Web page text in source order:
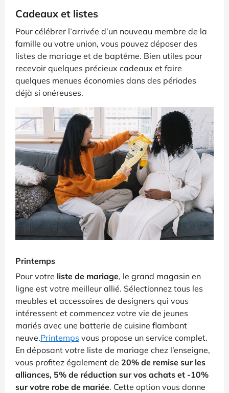
Cadeaux et listes
Pour célébrer l’arrivée d’un nouveau membre de la
famille ou votre union, vous pouvez déposer des
listes de mariage et de baptême. Bien utiles pour
recevoir quelques précieux cadeaux et faire
quelques menues économies dans des périodes
déjà si onéreuses.
Printemps
Pour votre liste de mariage, le grand magasin en
ligne est votre meilleur allié. Sélectionnez tous les
meubles et accessoires de designers qui vous
intéressent et commencez votre vie de jeunes
mariés avec une batterie de cuisine flambant
neuve.Printemps vous propose un service complet.
En déposant votre liste de mariage chez l’enseigne,
vous profitez également de 20% de remise sur les
alliances, 5% de réduction sur vos achats et -10%
sur votre robe de mariée. Cette option vous donne